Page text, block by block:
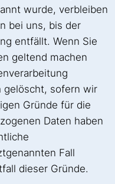
wurde, verbleiben
bei uns, bis der
entfällt. Wenn Sie
geltend machen
gelöscht, sofern wir
Gründe für die
Daten haben
Fall
dieser Gründe.